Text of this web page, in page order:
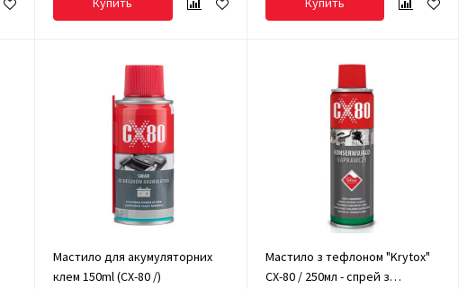
Мастило для акумуляторних
клем 150ml (CX-80 /)
Мастило з тефлоном "Krytox"
CX-80 / 250мл - спрей з